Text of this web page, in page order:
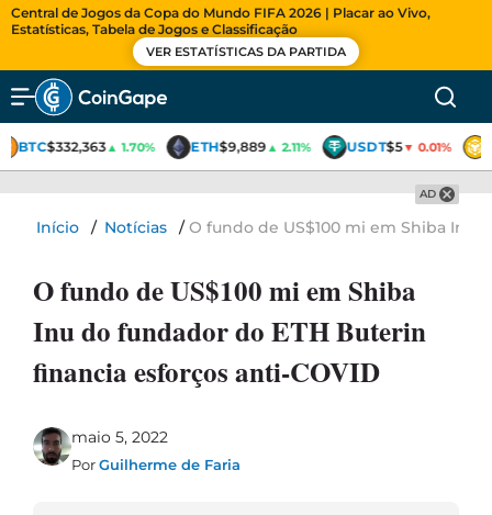
Central de Jogos da Copa do Mundo FIFA 2026 | Placar ao Vivo,
Estatísticas, Tabela de Jogos e Classificação
VER ESTATÍSTICAS DA PARTIDA
BTC$332,363▲ 1.70% ETH$9,889▲ 2.11% USDT$5▼ 0.01%
AD
Início / Notícias /O fundo de US$100 mi em Shiba Inu
O fundo de US$100 mi em Shiba
Inu do fundador do ETH Buterin
financia esforços anti-COVID
maio 5, 2022
PorGuilherme de Faria